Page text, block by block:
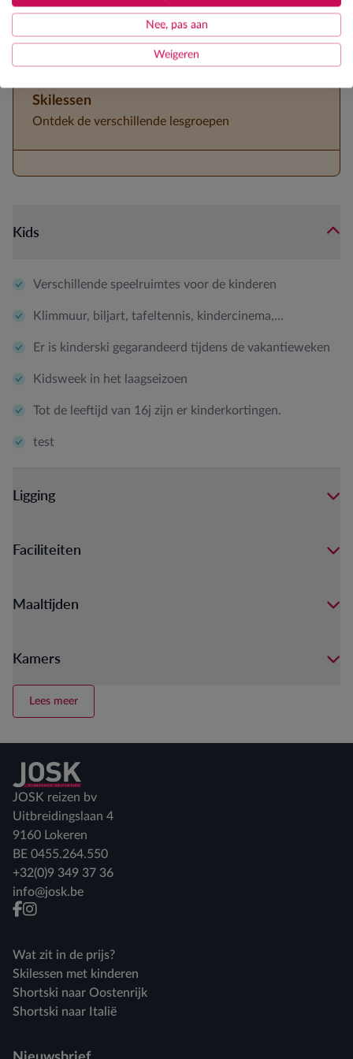
Nee, pas aan
Weigeren
3/4de pension
Skilessen
Ontdek de verschillende lesgroepen
Kids
Verschillende speelruimtes voor de kinderen
Klimmuur, biljart, tafeltennis, kindercinema,...
Er is kinderski gegarandeerd tijdens de vakantieweken
Kidsweek in het laagseizoen
Tot de leeftijd van 16j zijn er kinderkortingen.
test
Ligging
Faciliteiten
Maaltijden
Kamers
Lees meer
Terug naar home
JOSK reizen bv
Uitbreidingslaan 4
9160 Lokeren
BE 0455.264.550
+32(0)9 349 37 36
info@josk.be
facebook
instagram
Wat zit in de prijs?
Skilessen met kinderen
Shortski naar Oostenrijk
Shortski naar Italië